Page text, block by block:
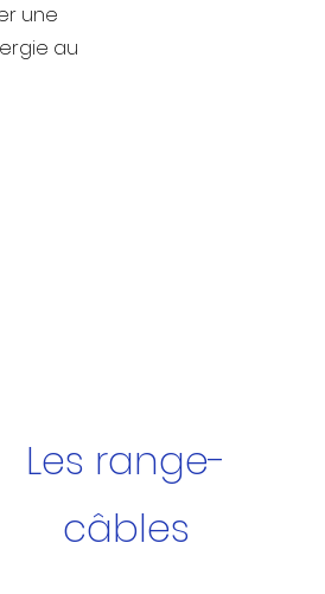
une
au
Les range-
câbles